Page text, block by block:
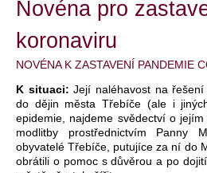
Novéna pro
koronaviru
NOVÉNA K ZASTAVENÍ PANDEMIE
K situaci:Její naléhavost na
do dějin města Třebíče (ale i
epidemie, najdeme svědectví o
modlitby prostřednictvím
obyvatelé Třebíče, putujíce za ní do
obrátili o pomoc s důvěrou a po